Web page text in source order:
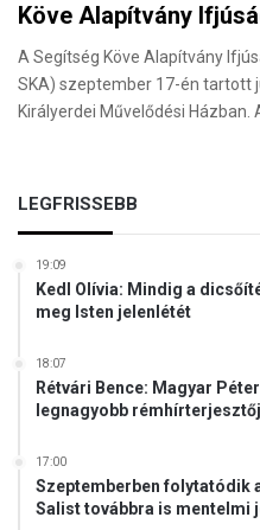
Köve Alapítvány
A Segítség Köve Alapítvány
SKA) szeptember 17-én tartott
Királyerdei Művelődési Házban.
LEGFRISSEBB
19:09
Kedl Olívia: Mindig a
meg Isten jelenlétét
18:07
Rétvári Bence: Magyar
legnagyobb
17:00
Szeptemberben folytatódik
Salist továbbra is mentelmi